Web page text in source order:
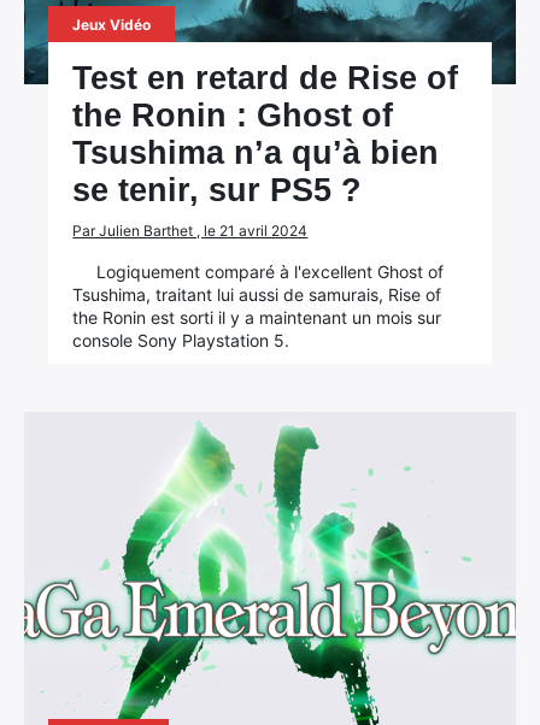
Jeux Vidéo
Test en retard de Rise of
the Ronin : Ghost of
Tsushima n’a qu’à bien
se tenir, sur PS5 ?
Par Julien Barthet , le 21 avril 2024
Logiquement comparé à l'excellent Ghost of
Tsushima, traitant lui aussi de samurais, Rise of
the Ronin est sorti il y a maintenant un mois sur
console Sony Playstation 5.